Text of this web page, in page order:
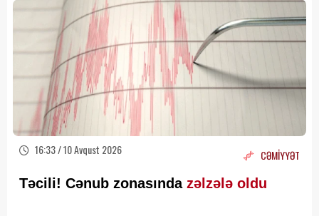
16:33 / 10 Avqust 2026 CƏMİYYƏT
Təcili! Cənub zonasında zəlzələ oldu